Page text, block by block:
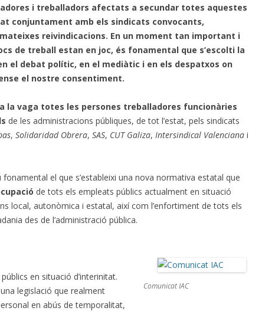
GERENT PROPOSAT I COMISSIÓ
MIXTA
4/11/2019 SITUACIÓ
i treballadors afectats a secundar totes aquestes
conjuntament amb els sindicats convocants,
reivindicacions. En un moment tan important i
de treball estan en joc, és fonamental que s’escolti la
el debat polític, en el mediàtic i en els despatxos on
el nostre consentiment.
la vaga totes les persones treballadores funcionàries
de les administracions públiques, de tot l’estat, pels sindicats
, Solidaridad Obrera, SAS, CUT Galiza, Intersindical Valenciana i
el que s’estableixi una nova normativa estatal que
de tots els empleats públics actualment en situació
local, autonòmica i estatal, així com l’enfortiment de tots els
des de l’administració pública.
Comunicat IAC
en situació d’interinitat.
legislació que realment
en abús de temporalitat,